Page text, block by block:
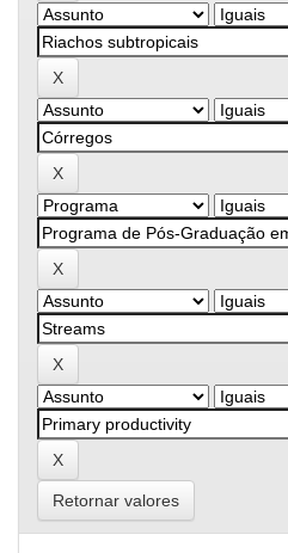
Retornar valores